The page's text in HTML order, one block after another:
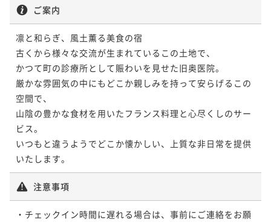
ご案内
凛と和らぎ、風土薫る美食の宿
古くから様々な交流が生まれているこの土地で、
かつて町の診療所として賑わいを見せた旧奥医院。
厳かな雰囲気の中にもどこか親しみを持って安らげるこの
空間で、
山陰の豊かな食材を用いたフランス料理と心尽くしのサー
ビス。
いつもと違うようでどこか懐かしい、上質な非日常を提供
いたします。
注意事項
・チェックイン時間に遅れる場合は、事前にご連絡をお願